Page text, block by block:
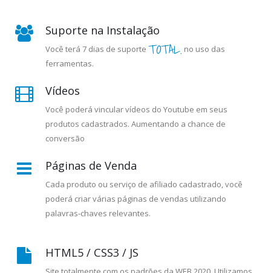
Suporte na Instalação
Você terá 7 dias de suporte TOTAL. no uso das
ferramentas.
Vídeos
Você poderá vincular vídeos do Youtube em seus
produtos cadastrados. Aumentando a chance de
conversão
Páginas de Venda
Cada produto ou serviço de afiliado cadastrado, você
poderá criar várias páginas de vendas utilizando
palavras-chaves relevantes.
HTML5 / CSS3 / JS